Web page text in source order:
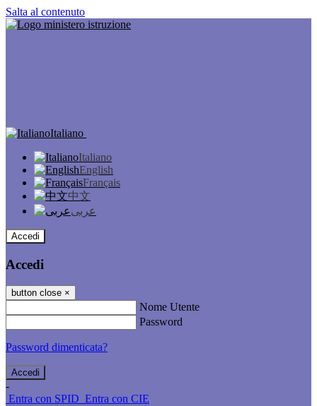
Salta al contenuto
Italiano
Italiano
English
Français
中文
عربى
Accedi
Accedi
button close ×
Nome Utente
Password
Password dimenticata?
-
Entra con SPID Entra con CIE